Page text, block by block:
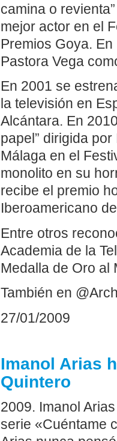
camina o
mejor actor en el
Premios Goya.
Pastora Vega
En 2001 se
la televisión en
Alcántara. En
papel” dirigida
Málaga en el
monolito en su
recibe el premio
Iberoamericano
Entre otros
Academia de la
Medalla de Oro al
También en
27/01/2009
Imanol Arias
Quintero
2009. Imanol
serie «Cuéntame